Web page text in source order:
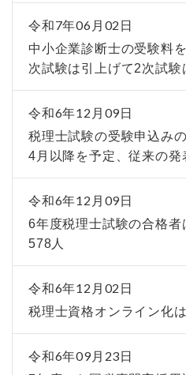
令和7年06月02日
中小企業診断士の受験料
次試験は引上げて2次試験
令和6年12月09日
税理士試験の受験申込み
4月以降を予定、従来の発
令和6年12月09日
6年度税理士試験の合格
578人
令和6年12月02日
税理士資格オンライン化
令和6年09月23日